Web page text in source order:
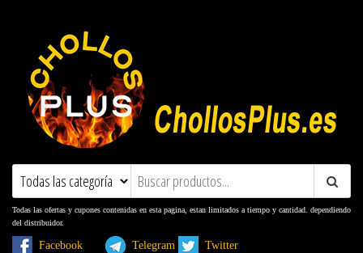
ChollosPlus.es
Ofertas, Promociones, Descuentos y
Todas las ofertas y cupones contenidas en esta pagina, estan limitados a tiempo y cantidad. dependiendo
del distribuidor.
Facebook Telegram Twitter